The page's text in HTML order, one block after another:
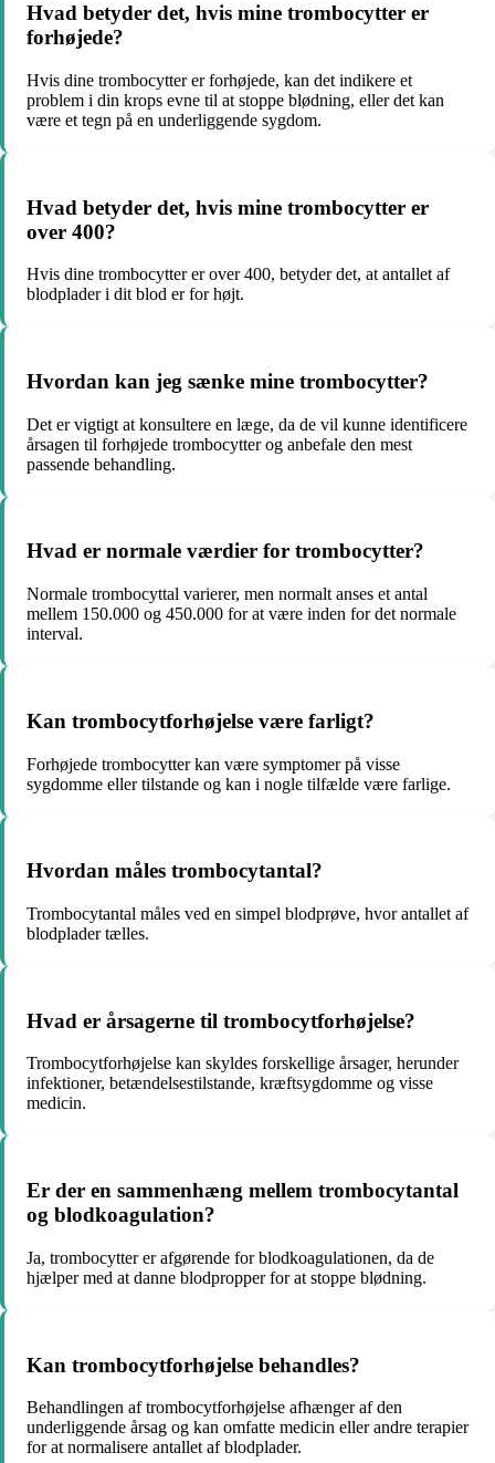
Hvad betyder det, hvis mine trombocytter er
forhøjede?
Hvis dine trombocytter er forhøjede, kan det indikere et
problem i din krops evne til at stoppe blødning, eller det kan
være et tegn på en underliggende sygdom.
Hvad betyder det, hvis mine trombocytter er
over 400?
Hvis dine trombocytter er over 400, betyder det, at antallet af
blodplader i dit blod er for højt.
Hvordan kan jeg sænke mine trombocytter?
Det er vigtigt at konsultere en læge, da de vil kunne identificere
årsagen til forhøjede trombocytter og anbefale den mest
passende behandling.
Hvad er normale værdier for trombocytter?
Normale trombocyttal varierer, men normalt anses et antal
mellem 150.000 og 450.000 for at være inden for det normale
interval.
Kan trombocytforhøjelse være farligt?
Forhøjede trombocytter kan være symptomer på visse
sygdomme eller tilstande og kan i nogle tilfælde være farlige.
Hvordan måles trombocytantal?
Trombocytantal måles ved en simpel blodprøve, hvor antallet af
blodplader tælles.
Hvad er årsagerne til trombocytforhøjelse?
Trombocytforhøjelse kan skyldes forskellige årsager, herunder
infektioner, betændelsestilstande, kræftsygdomme og visse
medicin.
Er der en sammenhæng mellem trombocytantal
og blodkoagulation?
Ja, trombocytter er afgørende for blodkoagulationen, da de
hjælper med at danne blodpropper for at stoppe blødning.
Kan trombocytforhøjelse behandles?
Behandlingen af trombocytforhøjelse afhænger af den
underliggende årsag og kan omfatte medicin eller andre terapier
for at normalisere antallet af blodplader.